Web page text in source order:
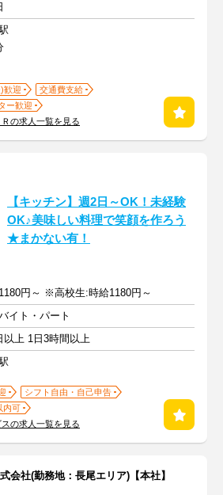
歓迎
交通費支給
ー歓迎
の求人一覧を見る
【キッチン】週2日～OK！未経験
OK♪美味しい料理で笑顔を作ろう
★まかない有！
円～ ※高校生:時給1180円～
イト・パート
以上 1日3時間以上
シフト自由・自己申告
内可
の求人一覧を見る
会社(勤務地：長尾エリア)【本社】